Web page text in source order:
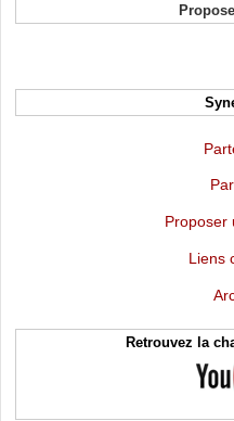
Proposer
Liens
Retrouvez la